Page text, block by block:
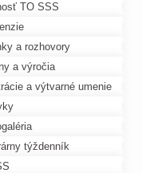
TO SSS
a rozhovory
a výročia
a výtvarné umenie
týždenník